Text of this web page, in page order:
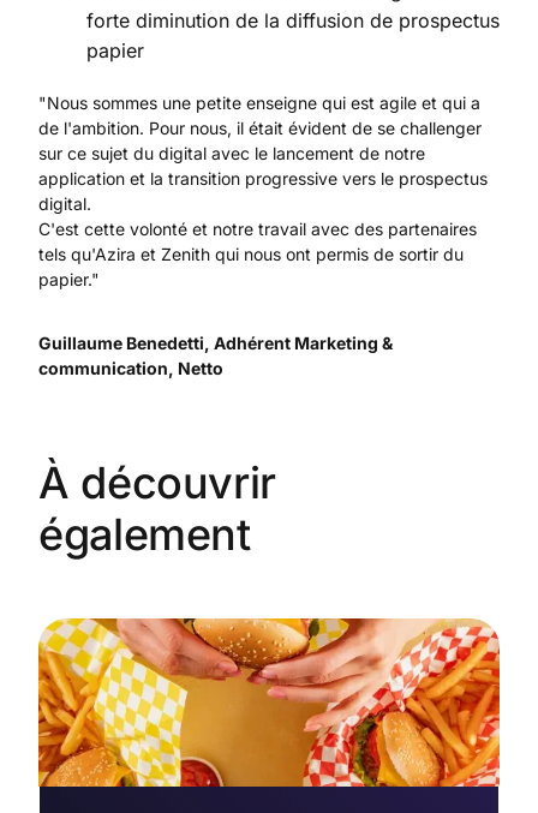
forte diminution de la diffusion de prospectus
papier
"Nous sommes une petite enseigne qui est agile et qui a
de l'ambition. Pour nous, il était évident de se challenger
sur ce sujet du digital avec le lancement de notre
application et la transition progressive vers le prospectus
digital.
C'est cette volonté et notre travail avec des partenaires
tels qu'Azira et Zenith qui nous ont permis de sortir du
papier."
Guillaume Benedetti, Adhérent Marketing &
communication, Netto
À découvrir
également